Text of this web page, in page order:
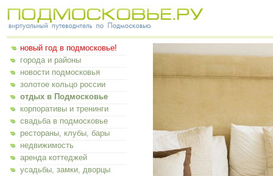
новый год в подмосковье!
города и районы
новости подмосковья
золотое кольцо россии
отдых в Подмосковье
корпоративы и тренинги
свадьба в подмосковье
рестораны, клубы, бары
недвижимость
аренда коттеджей
усадьбы, замки, дворцы